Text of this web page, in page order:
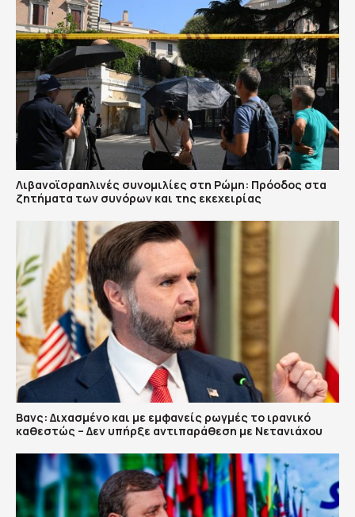
Λιβανοϊσραηλινές συνομιλίες στη Ρώμη: Πρόοδος στα
ζητήματα των συνόρων και της εκεχειρίας
Βανς: Διχασμένο και με εμφανείς ρωγμές το ιρανικό
καθεστώς – Δεν υπήρξε αντιπαράθεση με Νετανιάχου